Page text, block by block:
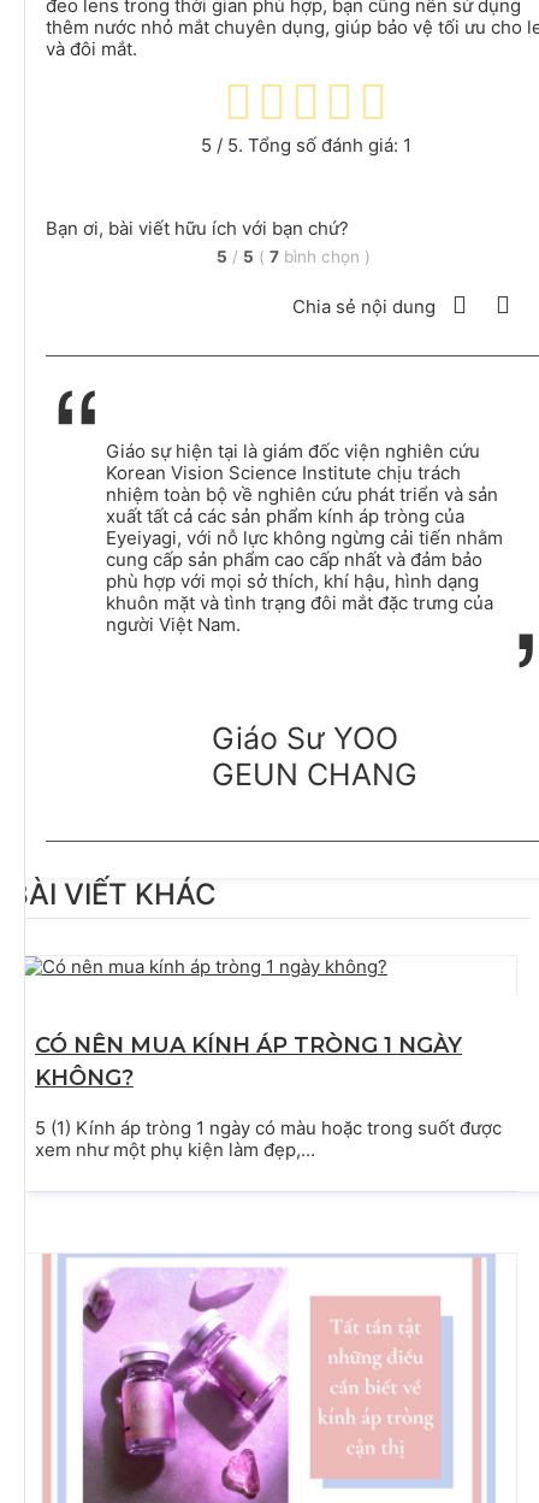
đeo lens trong thời gian phù hợp, bạn cũng nên sử dụng
thêm nước nhỏ mắt chuyên dụng, giúp bảo vệ tối ưu cho
và đôi mắt.
5 / 5. Tổng số đánh giá: 1
Bạn ơi, bài viết hữu ích với bạn chứ?
5 / 5 ( 7 bình chọn )
Chia sẻ nội dung
Giáo sự hiện tại là giám đốc viện nghiên cứu
Korean Vision Science Institute chịu trách
nhiệm toàn bộ về nghiên cứu phát triển và sản
xuất tất cả các sản phẩm kính áp tròng của
Eyeiyagi, với nỗ lực không ngừng cải tiến nhằm
cung cấp sản phẩm cao cấp nhất và đảm bảo
phù hợp với mọi sở thích, khí hậu, hình dạng
khuôn mặt và tình trạng đôi mắt đặc trưng của
người Việt Nam.
Giáo Sư YOO
GEUN CHANG
BÀI VIẾT KHÁC
CÓ NÊN MUA KÍNH ÁP TRÒNG 1 NGÀY
KHÔNG?
5 (1) Kính áp tròng 1 ngày có màu hoặc trong suốt được
xem như một phụ kiện làm đẹp,...